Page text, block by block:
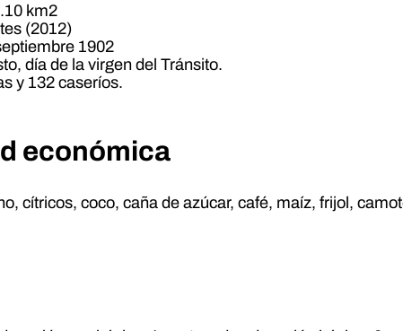
km2
(2012)
1902
día de la virgen del Tránsito.
y 132 caseríos.
económica
cítricos, coco, caña de azúcar, café, maíz, frijol,